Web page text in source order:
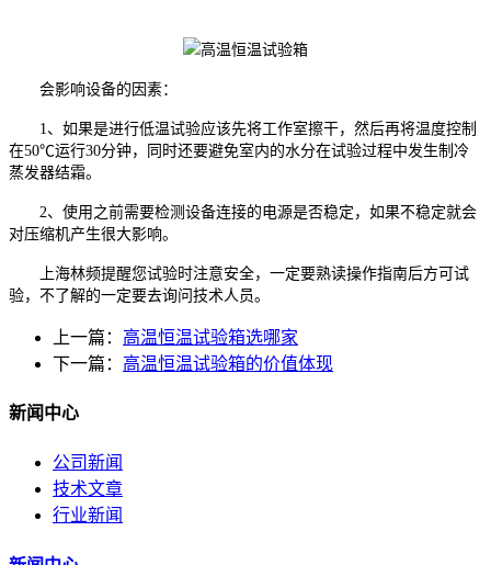
会影响设备的因素：
1、如果是进行低温试验应该先将工作室擦干，然后再将温度控制
在50℃运行30分钟，同时还要避免室内的水分在试验过程中发生制冷
蒸发器结霜。
2、使用之前需要检测设备连接的电源是否稳定，如果不稳定就会
对压缩机产生很大影响。
上海林频提醒您试验时注意安全，一定要熟读操作指南后方可试
验，不了解的一定要去询问技术人员。
上一篇： 高温恒温试验箱选哪家
下一篇： 高温恒温试验箱的价值体现
新闻中心
公司新闻
技术文章
行业新闻